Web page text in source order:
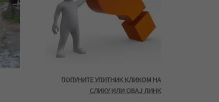
ПОПУНИТЕ УПИТНИК КЛИКОМ НА
СЛИКУ ИЛИ ОВАЈ ЛИНК